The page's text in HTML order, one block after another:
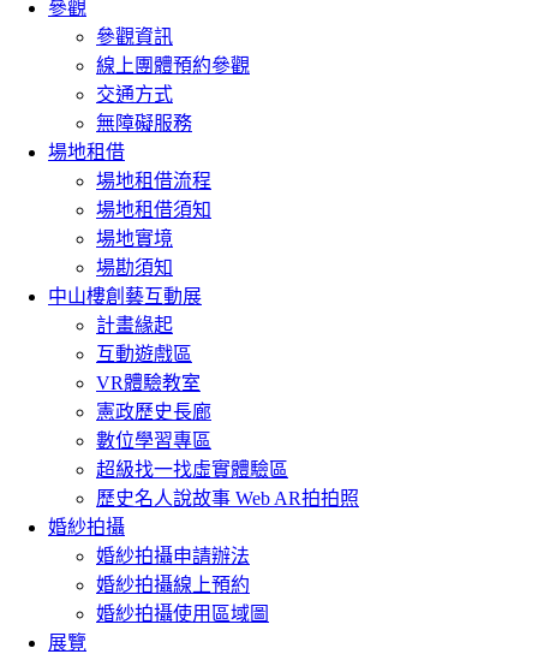
參觀
參觀資訊
線上團體預約參觀
交通方式
無障礙服務
場地租借
場地租借流程
場地租借須知
場地實境
場勘須知
中山樓創藝互動展
計畫緣起
互動遊戲區
VR體驗教室
憲政歷史長廊
數位學習專區
超級找一找虛實體驗區
歷史名人說故事 Web AR拍拍照
婚紗拍攝
婚紗拍攝申請辦法
婚紗拍攝線上預約
婚紗拍攝使用區域圖
展覽